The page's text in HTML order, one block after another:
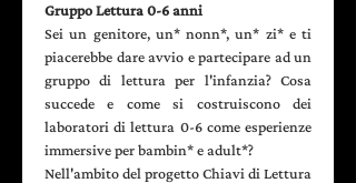
Gruppo Lettura 0-6 anni
Sei un genitore, un* nonn*, un* zi* e ti
piacerebbe dare avvio e partecipare ad un
gruppo di lettura per l'infanzia? Cosa
succede e come si costruiscono dei
laboratori di lettura 0-6 come esperienze
immersive per bambin* e adult*?
Nell'ambito del progetto Chiavi di Lettura